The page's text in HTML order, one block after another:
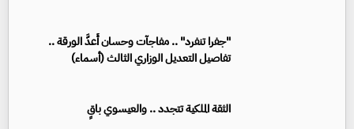
"جفرا تنفرد" .. مفاجآت وحسان أَعدَّ الورقة ..
تفاصيل التعديل الوزاري الثالث (أسماء)
الثقة الملكية تتجدد .. والعيسوي باقٍ